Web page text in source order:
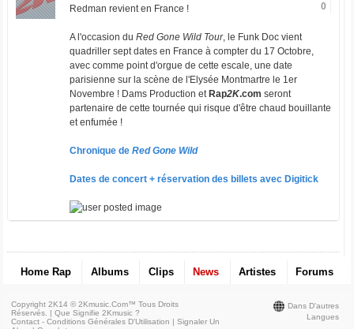
0
Redman revient en France !
A l'occasion du Red Gone Wild Tour, le Funk Doc vient
quadriller sept dates en France à compter du 17 Octobre,
avec comme point d'orgue de cette escale, une date
parisienne sur la scène de l'Elysée Montmartre le 1er
Novembre ! Dams Production et Rap2K.com seront
partenaire de cette tournée qui risque d'être chaud bouillante
et enfumée !
Chronique deRed Gone Wild
Dates de concert + réservation des billets avec Digitick
Home Rap Albums Clips News Artistes Forums
Dans D'autres
Langues
Copyright 2K14 © 2Kmusic.com™Tous Droits
Réservés . |Que Signifie 2Kmusic ?
Contact - Conditions Générales D'Utilisation |Signaler Un